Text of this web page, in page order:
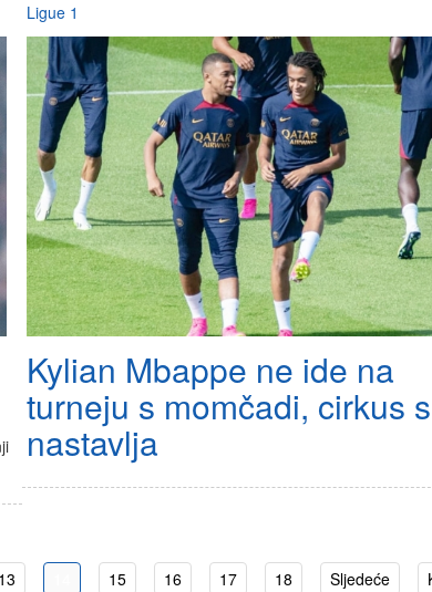
Ligue 1
Kylian Mbappe ne ide na
turneju s momčadi, cirkus
nastavlja
13 15 16 17 18 Sljedeće